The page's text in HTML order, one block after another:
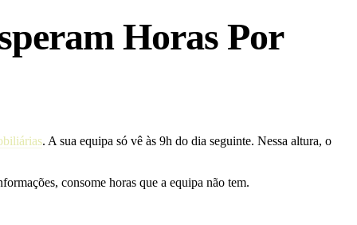
Horas Por
. A sua equipa só vê às 9h do dia seguinte. Nessa altura, o
consome horas que a equipa não tem.